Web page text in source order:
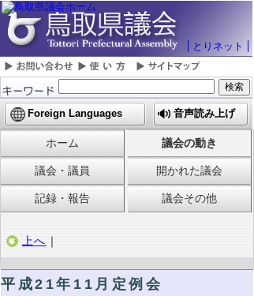
とりネット
Foreign Languages 音声読み上げ
ホーム 議会の動き
議会・議員 開かれた議会
記録・報告 議会その他
上へ ｜
平成21年11月定例会